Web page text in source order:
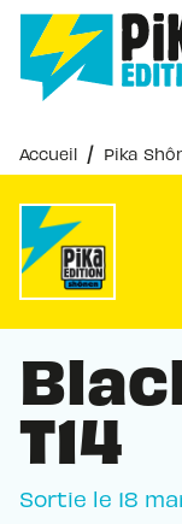
MENU
PIED DE PAGE
Accueil / Pika
T14
Sortie le 18